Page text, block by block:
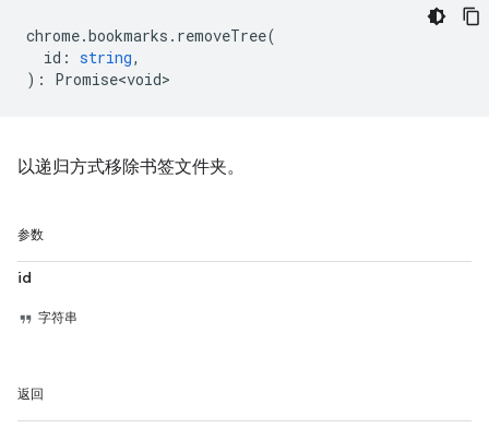
chrome.bookmarks . removeTree(
id : string,
) : Promise<void>
以递归方式移除书签文件夹。
参数
id
字符串
返回